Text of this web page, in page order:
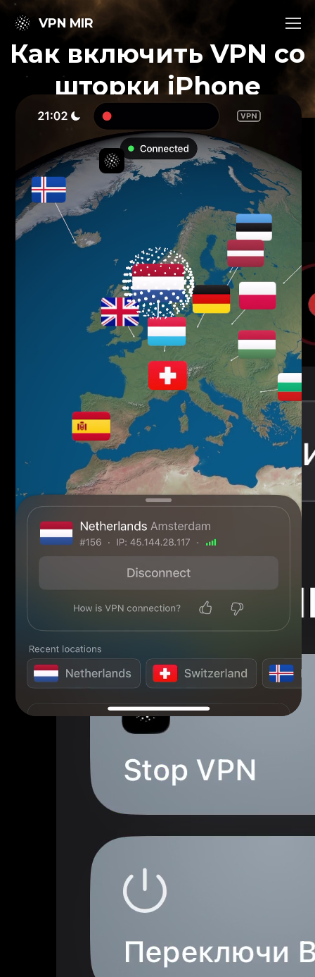
VPN MIR
Как включить VPN со
шторки iPhone
Собрали полезные статьи о ВПН
Опубликовано mai 23, 2026 · Автор ВПН МИР
С помощью Быстрых команд (Shortcuts) можно
управлять VPN на iPhone в одно касание —
без открытия приложения ВПН МИР.